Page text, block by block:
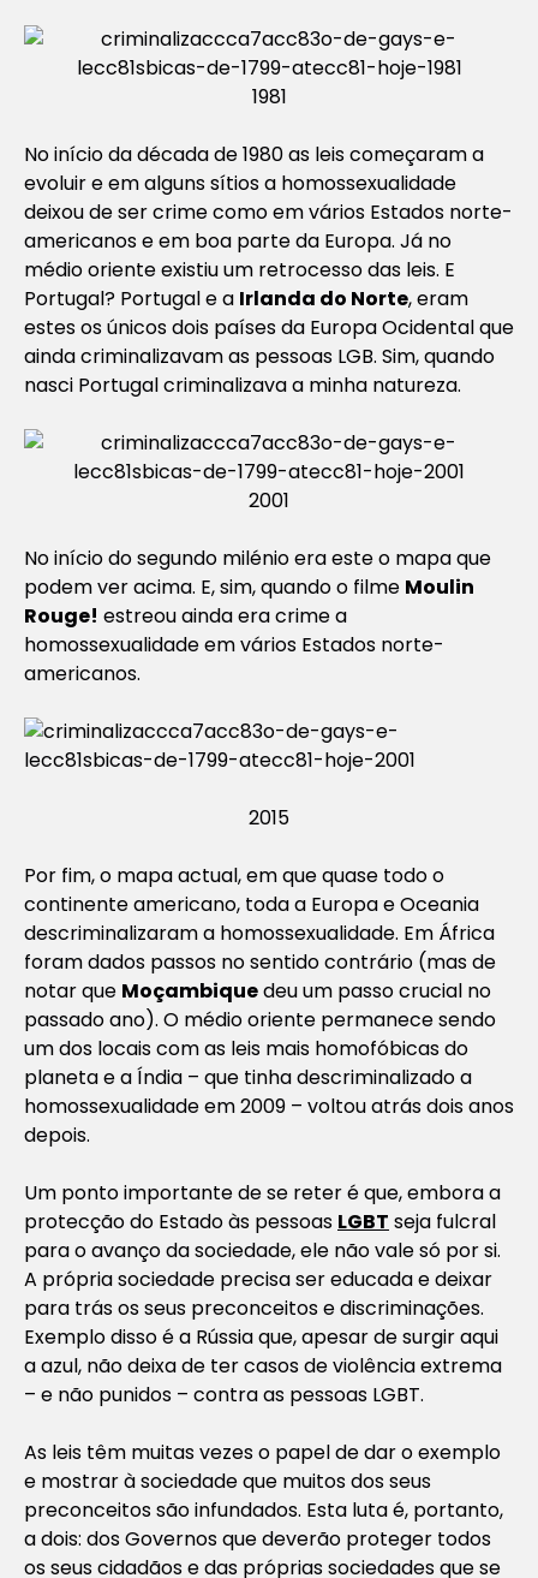
1981
No início da década de 1980 as leis começaram a
evoluir e em alguns sítios a homossexualidade
deixou de ser crime como em vários Estados norte-
americanos e em boa parte da Europa. Já no
médio oriente existiu um retrocesso das leis. E
Portugal? Portugal e a Irlanda do Norte, eram
estes os únicos dois países da Europa Ocidental que
ainda criminalizavam as pessoas LGB. Sim, quando
nasci Portugal criminalizava a minha natureza.
2001
No início do segundo milénio era este o mapa que
podem ver acima. E, sim, quando o filme Moulin
Rouge! estreou ainda era crime a
homossexualidade em vários Estados norte-
americanos.
2015
Por fim, o mapa actual, em que quase todo o
continente americano, toda a Europa e Oceania
descriminalizaram a homossexualidade. Em África
foram dados passos no sentido contrário (mas de
notar que Moçambiquedeu um passo crucial no
passado ano). O médio oriente permanece sendo
um dos locais com as leis mais homofóbicas do
planeta e a Índia – que tinha descriminalizado a
homossexualidade em 2009 – voltou atrás dois anos
depois.
Um ponto importante de se reter é que, embora a
protecção do Estado às pessoas LGBT seja fulcral
para o avanço da sociedade, ele não vale só por si.
A própria sociedade precisa ser educada e deixar
para trás os seus preconceitos e discriminações.
Exemplo disso é a Rússia que, apesar de surgir aqui
a azul, não deixa de ter casos de violência extrema
– e não punidos – contra as pessoas LGBT.
As leis têm muitas vezes o papel de dar o exemplo
e mostrar à sociedade que muitos dos seus
preconceitos são infundados. Esta luta é, portanto,
a dois: dos Governos que deverão proteger todos
os seus cidadãos e das próprias sociedades que se